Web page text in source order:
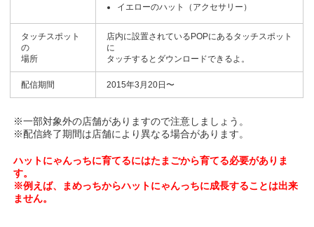
イエローのハット（アクセサリー）
タッチスポット
の
場所
店内に設置されているPOPにあるタッチスポット
に
タッチするとダウンロードできるよ。
配信期間 2015年3月20日〜
※一部対象外の店舗がありますので注意しましょう。
※配信終了期間は店舗により異なる場合があります。
ハットにゃんっちに育てるにはたまごから育てる必要がありま
す。
※例えば、まめっちからハットにゃんっちに成長することは出来
ません。